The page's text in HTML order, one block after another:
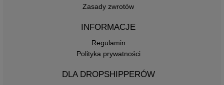
Zasady zwrotów
INFORMACJE
Regulamin
Polityka prywatności
DLA DROPSHIPPERÓW